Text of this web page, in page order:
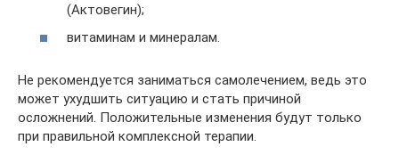
(Актовегин);
витаминам и минералам.
Не рекомендуется заниматься самолечением, ведь это
может ухудшить ситуацию и стать причиной
осложнений. Положительные изменения будут только
при правильной комплексной терапии.